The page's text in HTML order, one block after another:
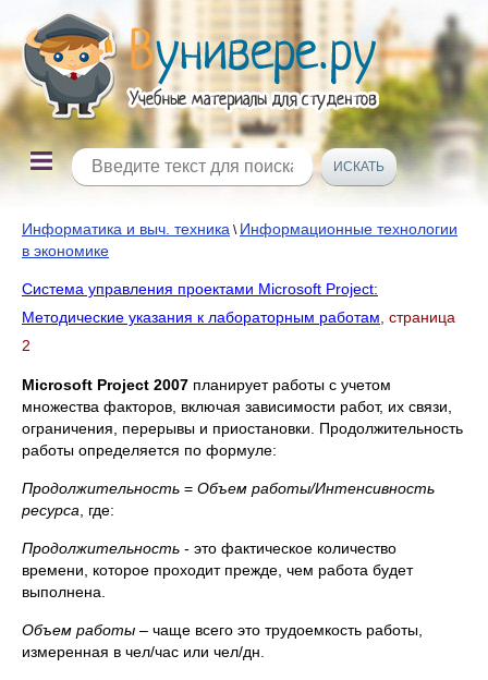
Информатика и выч. техника \ Информационные технологии
в экономике
Система управления проектами Microsoft Project:
Методические указания к лабораторным работам , страница
2
Microsoft Project 2007 планирует работы с учетом
множества факторов, включая зависимости работ, их связи,
ограничения, перерывы и приостановки. Продолжительность
работы определяется по формуле:
Продолжительность = Объем работы/Интенсивность
ресурса , где:
Продолжительность - это фактическое количество
времени, которое проходит прежде, чем работа будет
выполнена.
Объем работы – чаще всего это трудоемкость работы,
измеренная в чел/час или чел/дн.